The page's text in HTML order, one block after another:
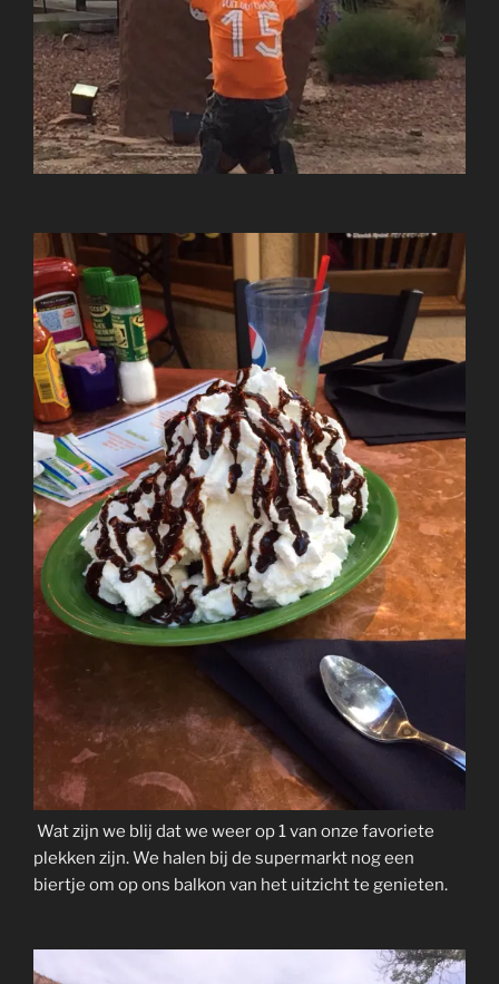
Wat zijn we blij dat we weer op 1 van onze favoriete
plekken zijn. We halen bij de supermarkt nog een
biertje om op ons balkon van het uitzicht te genieten.